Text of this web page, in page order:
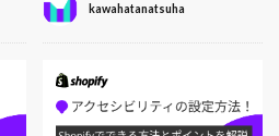
kawahatanatsuha